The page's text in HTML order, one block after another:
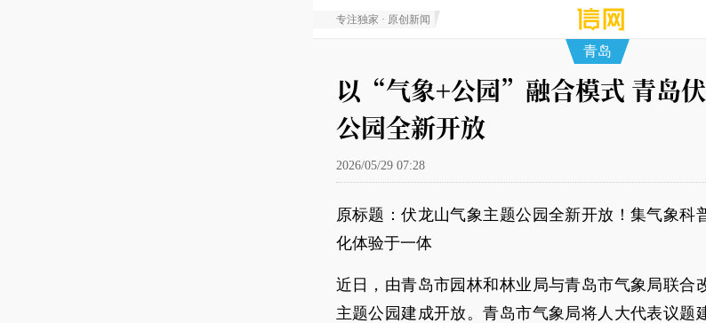
专注独家 · 原创新闻
青岛
以“气象+公园”融合模式 青岛
公园全新开放
2026/05/29 07:28
原标题：伏龙山气象主题公园全新开放！集气象科
化体验于一体
近日，由青岛市园林和林业局与青岛市气象局联合
主题公园建成开放。青岛市气象局将人大代表议题